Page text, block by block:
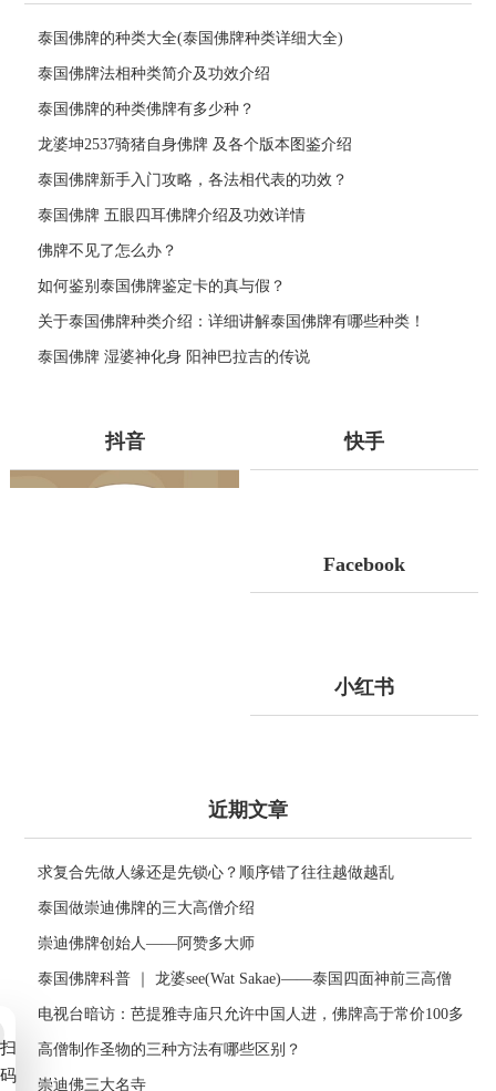
泰国佛牌的种类大全(泰国佛牌种类详细大全)
泰国佛牌法相种类简介及功效介绍
泰国佛牌的种类佛牌有多少种？
龙婆坤2537骑猪自身佛牌 及各个版本图鉴介绍
泰国佛牌新手入门攻略，各法相代表的功效？
泰国佛牌 五眼四耳佛牌介绍及功效详情
佛牌不见了怎么办？
如何鉴别泰国佛牌鉴定卡的真与假？
关于泰国佛牌种类介绍：详细讲解泰国佛牌有哪些种类！
泰国佛牌 湿婆神化身 阳神巴拉吉的传说
抖音 快手
Facebook
小红书
近期文章
求复合先做人缘还是先锁心？顺序错了往往越做越乱
泰国做崇迪佛牌的三大高僧介绍
崇迪佛牌创始人——阿赞多大师
泰国佛牌科普 ｜ 龙婆see(Wat Sakae)——泰国四面神前三高僧
电视台暗访：芭提雅寺庙只允许中国人进，佛牌高于常价100多
倍！
高僧制作圣物的三种方法有哪些区别？
崇迪佛三大名寺
扫
码